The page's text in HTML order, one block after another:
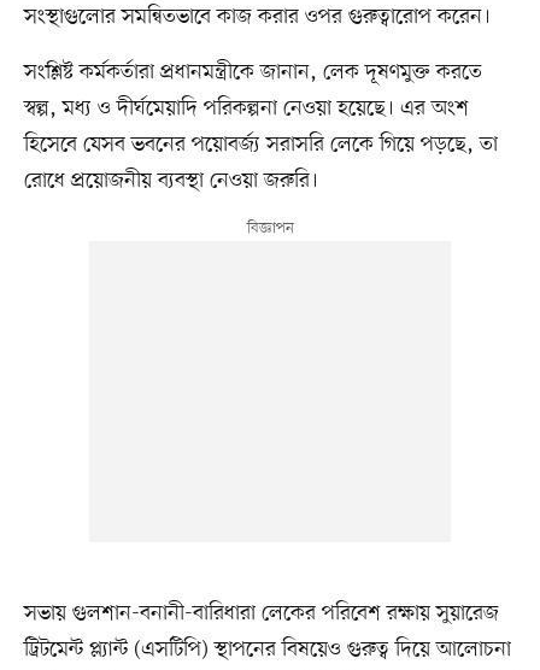
সংস্থাগুলোর সমন্বিতভাবে কাজ করার ওপর গুরুত্বারোপ করেন।
সংশ্লিষ্ট কর্মকর্তারা প্রধানমন্ত্রীকে জানান, লেক দূষণমুক্ত করতে
স্বল্প, মধ্য ও দীর্ঘমেয়াদি পরিকল্পনা নেওয়া হয়েছে। এর অংশ
হিসেবে যেসব ভবনের পয়োবর্জ্য সরাসরি লেকে গিয়ে পড়ছে, তা
রোধে প্রয়োজনীয় ব্যবস্থা নেওয়া জরুরি।
সভায় গুলশান-বনানী-বারিধারা লেকের পরিবেশ রক্ষায় সুয়ারেজ
ট্রিটমেন্ট প্ল্যান্ট (এসটিপি) স্থাপনের বিষয়েও গুরুত্ব দিয়ে আলোচনা